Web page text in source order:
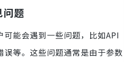
问题
能会遇到一些问题，比如API
误等。这些问题通常是由于参数